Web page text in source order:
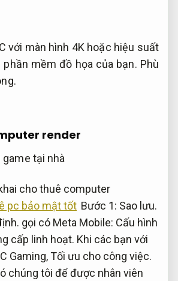
với màn hình 4K hoặc hiệu suất
phần mềm đồ họa của bạn. Phù
render
cho thuê computer
pc bảo mật tốt Bước 1: Sao lưu.
gọi có Meta Mobile: Cấu hình
cấp linh hoạt. Khi các bạn với
Gaming,Tối ưu cho công việc.
chúng tôi để được nhân viên